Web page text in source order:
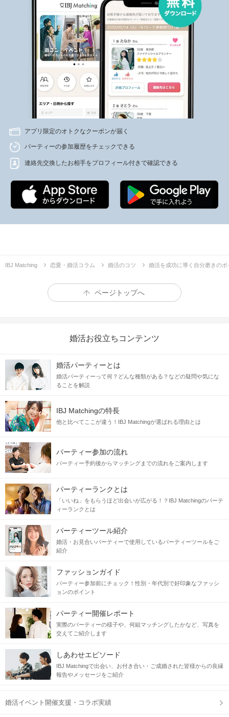
アプリ限定のオトクなクーポンが届く
パーティーの参加履歴をチェックできる
連絡先交換したお相手をプロフィール付きで確認できる
IBJ Matching 恋愛・婚活コラム 婚活のコツ 婚活を成功に導く自分磨きの
ページトップへ
婚活お役立ちコンテンツ
婚活パーティーとは
婚活パーティーって何？どんな種類がある？などの疑問や気にな
ることを解説
IBJ Matchingの特長
他と比べてここが違う！IBJ Matchingが選ばれる理由とは
パーティー参加の流れ
パーティー予約後からマッチングまでの流れをご案内します
パーティーランクとは
「いいね」をもらうほど出会いが広がる！？IBJ Matchingのパーテ
ィーランクとは
パーティーツール紹介
婚活・お見合いパーティーで使用しているパーティーツールをご
紹介
ファッションガイド
パーティー参加前にチェック！性別・年代別で好印象なファッシ
ョンのポイント
パーティー開催レポート
実際のパーティーの様子や、何組マッチングしたかなど、写真を
交えてご紹介します
しあわせエピソード
IBJ Matchingで出会い、お付き合い・ご成婚された皆様からの良縁
報告やメッセージをご紹介
婚活イベント開催支援・コラボ実績